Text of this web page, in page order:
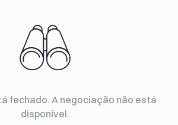
fechado. A negociação não está
disponível.